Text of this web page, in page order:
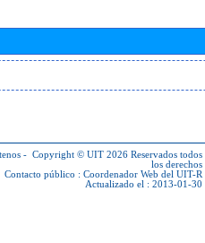
- Copyright © UIT 2026 Reservados todos
los derechos
Contacto público : Coordenador Web del UIT-R
Actualizado el : 2013-01-30